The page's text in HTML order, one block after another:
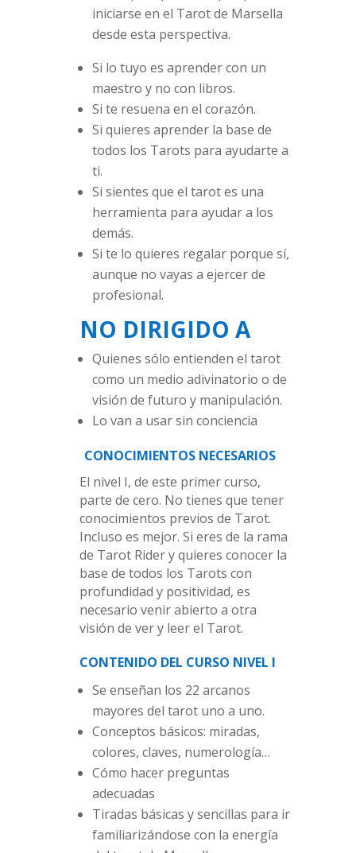
iniciarse en el Tarot de Marsella
desde esta perspectiva.
Si lo tuyo es aprender con un
maestro y no con libros.
Si te resuena en el corazón.
Si quieres aprender la base de
todos los Tarots para ayudarte a
ti.
Si sientes que el tarot es una
herramienta para ayudar a los
demás.
Si te lo quieres regalar porque sí,
aunque no vayas a ejercer de
profesional.
NO DIRIGIDO A
Quienes sólo entienden el tarot
como un medio adivinatorio o de
visión de futuro y manipulación.
Lo van a usar sin conciencia
CONOCIMIENTOS NECESARIOS
El nivel I, de este primer curso,
parte de cero. No tienes que tener
conocimientos previos de Tarot.
Incluso es mejor. Si eres de la rama
de Tarot Rider y quieres conocer la
base de todos los Tarots con
profundidad y positividad, es
necesario venir abierto a otra
visión de ver y leer el Tarot.
CONTENIDO DEL CURSO NIVEL I
Se enseñan los 22 arcanos
mayores del tarot uno a uno.
Conceptos básicos: miradas,
colores, claves, numerología…
Cómo hacer preguntas
adecuadas
Tiradas básicas y sencillas para ir
familiarizándose con la energía